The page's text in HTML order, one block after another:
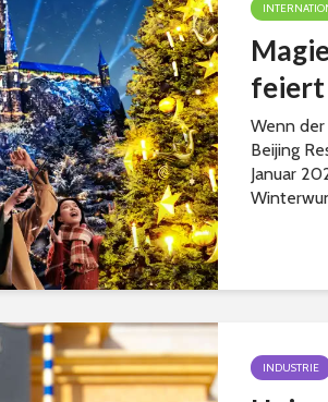
feiert
Wenn
Beijing
Januar
INDUSTRIE